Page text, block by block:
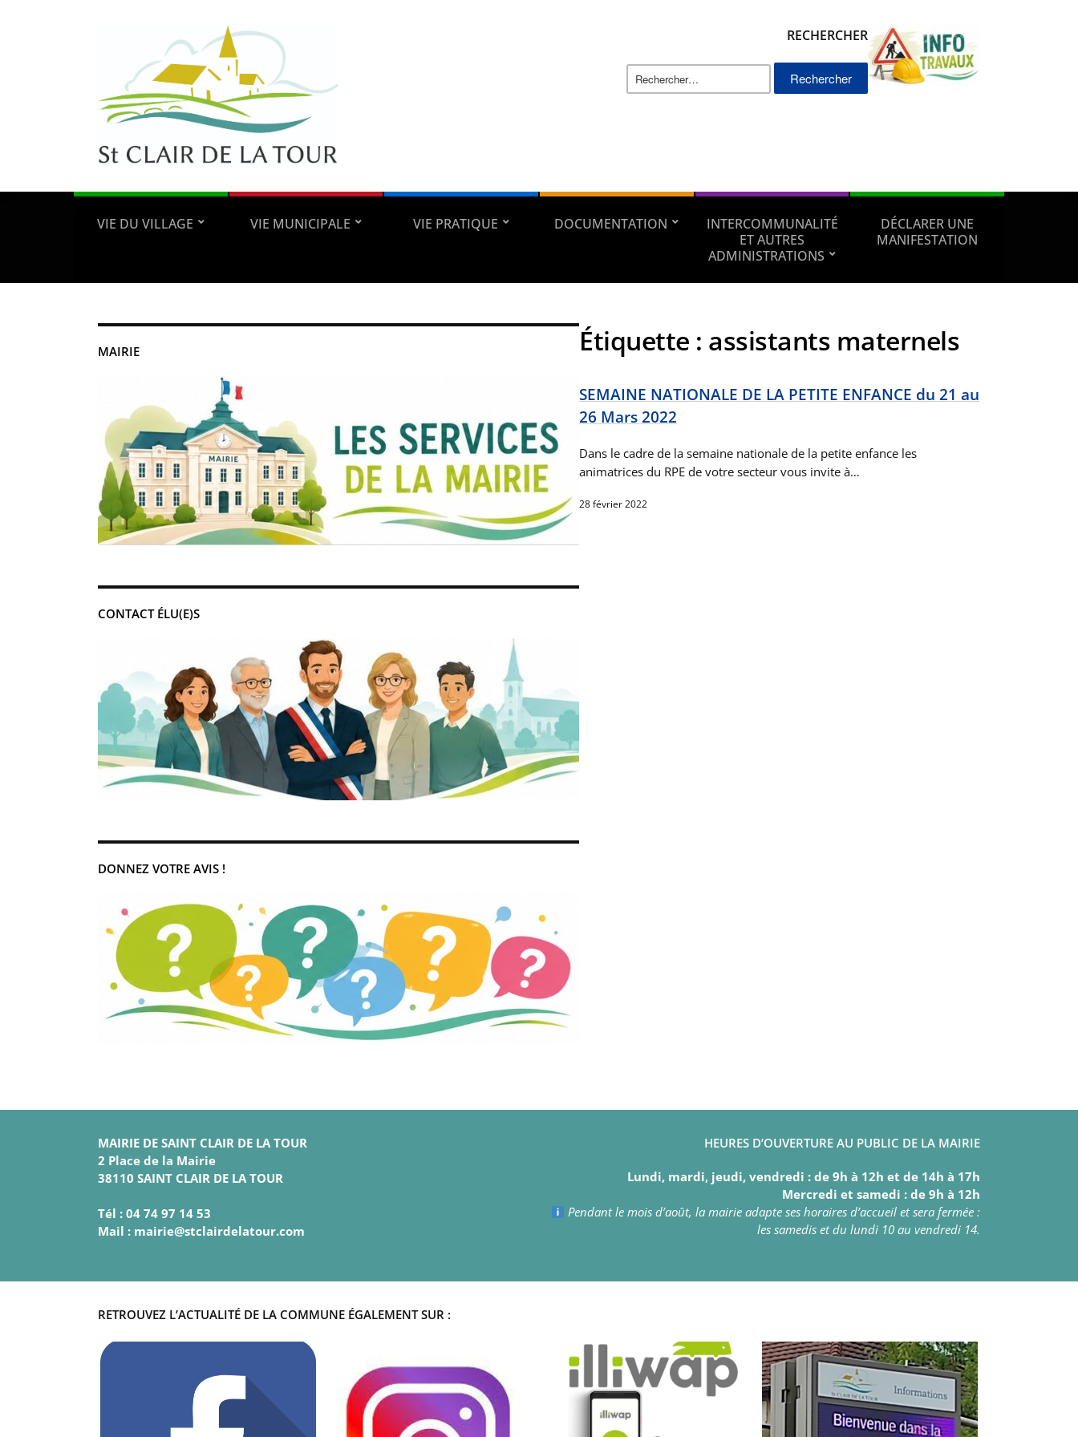
RECHERCHER
Rechercher :
VIE DU VILLAGE VIE MUNICIPALE VIE PRATIQUE DOCUMENTATION
INTERCOMMUNALITÉ
ET AUTRES
ADMINISTRATIONS
DÉCLARER UNE
MANIFESTATION
MAIRIE
CONTACT ÉLU(E)S
DONNEZ VOTRE AVIS !
Étiquette : assistants maternels
SEMAINE NATIONALE DE LA PETITE ENFANCE du 21 au
26 Mars 2022
Dans le cadre de la semaine nationale de la petite enfance les
animatrices du RPE de votre secteur vous invite à…
28 février 2022
MAIRIE DE SAINT CLAIR DE LA TOUR
2 Place de la Mairie
38110 SAINT CLAIR DE LA TOUR
Tél : 04 74 97 14 53
Mail : mairie@stclairdelatour.com
HEURES D’OUVERTURE AU PUBLIC DE LA MAIRIE
Lundi, mardi, jeudi, vendredi : de 9h à 12h et de 14h à 17h
Mercredi et samedi : de 9h à 12h
Pendant le mois d’août, la mairie adapte ses horaires d’accueil et sera fermée :
les samedis et du lundi 10 au vendredi 14.
RETROUVEZ L’ACTUALITÉ DE LA COMMUNE ÉGALEMENT SUR :